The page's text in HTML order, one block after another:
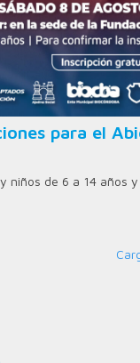
para el
niños de 6 a 14 años y